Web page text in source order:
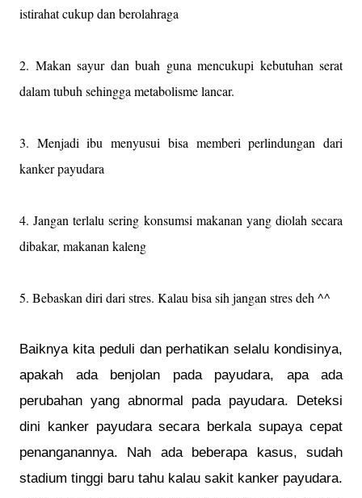
istirahat cukup dan berolahraga
2. Makan sayur dan buah guna mencukupi kebutuhan serat
dalam tubuh sehingga metabolisme lancar.
3. Menjadi ibu menyusui bisa memberi perlindungan dari
kanker payudara
4. Jangan terlalu sering konsumsi makanan yang diolah secara
dibakar, makanan kaleng
5. Bebaskan diri dari stres. Kalau bisa sih jangan stres deh ^^
Baiknya kita peduli dan perhatikan selalu kondisinya,
apakah ada benjolan pada payudara, apa ada
perubahan yang abnormal pada payudara. Deteksi
dini kanker payudara secara berkala supaya cepat
penanganannya. Nah ada beberapa kasus, sudah
stadium tinggi baru tahu kalau sakit kanker payudara.